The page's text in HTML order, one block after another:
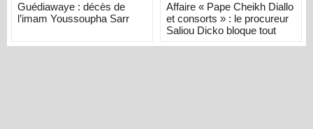
Guédiawaye : décès de
l’imam Youssoupha Sarr
Affaire « Pape Cheikh Diallo
et consorts » : le procureur
Saliou Dicko bloque tout